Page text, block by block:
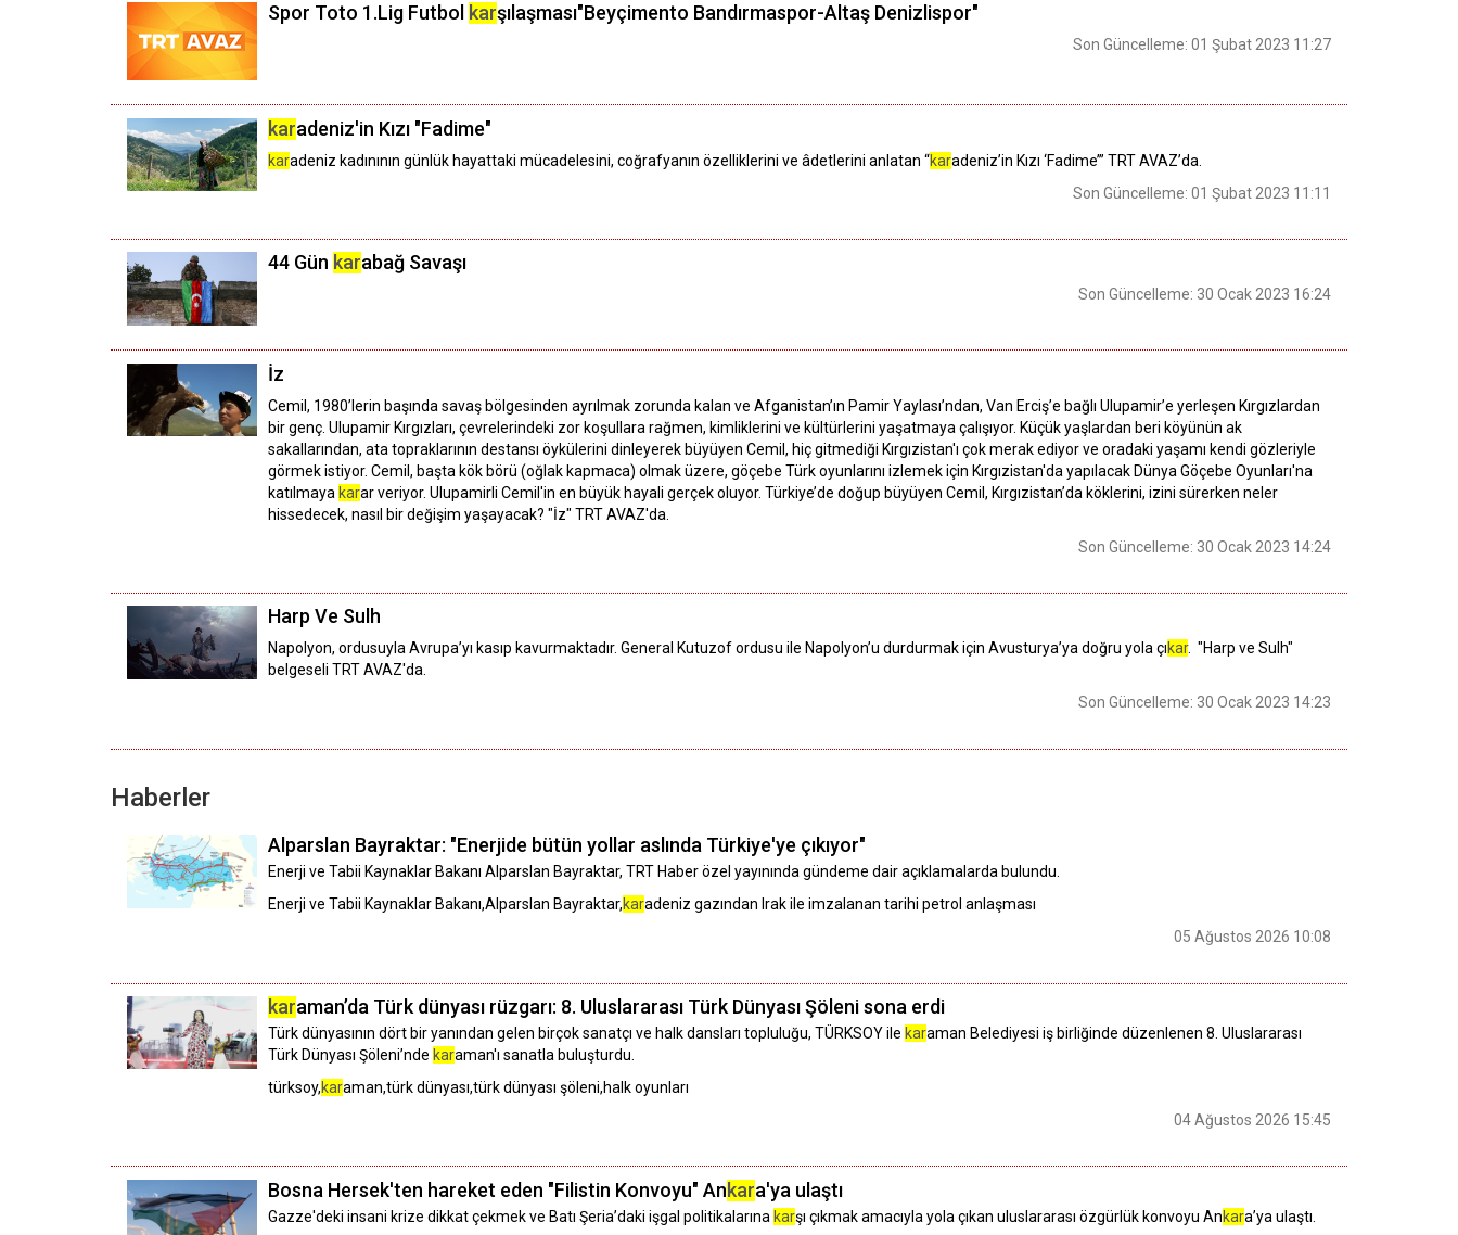
Spor Toto 1.Lig Futbol karşılaşması"Beyçimento Bandırmaspor-Altaş Denizlispor"
Son Güncelleme: 01 Şubat 2023 11:27
karadeniz'in Kızı "Fadime"
karadeniz kadınının günlük hayattaki mücadelesini, coğrafyanın özelliklerini ve âdetlerini anlatan “karadeniz’in Kızı ‘Fadime’” TRT AVAZ’da.
Son Güncelleme: 01 Şubat 2023 11:11
44 Gün karabağ Savaşı
Son Güncelleme: 30 Ocak 2023 16:24
İz
Cemil, 1980’lerin başında savaş bölgesinden ayrılmak zorunda kalan ve Afganistan’ın Pamir Yaylası’ndan, Van Erciş’e bağlı Ulupamir’e yerleşen Kırgızlardan
bir genç. Ulupamir Kırgızları, çevrelerindeki zor koşullara rağmen, kimliklerini ve kültürlerini yaşatmaya çalışıyor. Küçük yaşlardan beri köyünün ak
sakallarından, ata topraklarının destansı öykülerini dinleyerek büyüyen Cemil, hiç gitmediği Kırgızistan'ı çok merak ediyor ve oradaki yaşamı kendi gözleriyle
görmek istiyor. Cemil, başta kök börü (oğlak kapmaca) olmak üzere, göçebe Türk oyunlarını izlemek için Kırgızistan'da yapılacak Dünya Göçebe Oyunları'na
katılmaya karar veriyor. Ulupamirli Cemil'in en büyük hayali gerçek oluyor. Türkiye’de doğup büyüyen Cemil, Kırgızistan’da köklerini, izini sürerken neler
hissedecek, nasıl bir değişim yaşayacak? "İz" TRT AVAZ'da.
Son Güncelleme: 30 Ocak 2023 14:24
Harp Ve Sulh
Napolyon, ordusuyla Avrupa’yı kasıp kavurmaktadır. General Kutuzof ordusu ile Napolyon’u durdurmak için Avusturya’ya doğru yola çıkar. "Harp ve Sulh"
belgeseli TRT AVAZ'da.
Son Güncelleme: 30 Ocak 2023 14:23
Haberler
Alparslan Bayraktar: "Enerjide bütün yollar aslında Türkiye'ye çıkıyor"
Enerji ve Tabii Kaynaklar Bakanı Alparslan Bayraktar, TRT Haber özel yayınında gündeme dair açıklamalarda bulundu.
Enerji ve Tabii Kaynaklar Bakanı,Alparslan Bayraktar,karadeniz gazından Irak ile imzalanan tarihi petrol anlaşması
05 Ağustos 2026 10:08
karaman’da Türk dünyası rüzgarı: 8. Uluslararası Türk Dünyası Şöleni sona erdi
Türk dünyasının dört bir yanından gelen birçok sanatçı ve halk dansları topluluğu, TÜRKSOY ile karaman Belediyesi iş birliğinde düzenlenen 8. Uluslararası
Türk Dünyası Şöleni’nde karaman'ı sanatla buluşturdu.
türksoy,karaman,türk dünyası,türk dünyası şöleni,halk oyunları
04 Ağustos 2026 15:45
Bosna Hersek'ten hareket eden "Filistin Konvoyu" Ankara'ya ulaştı
Gazze'deki insani krize dikkat çekmek ve Batı Şeria’daki işgal politikalarına karşı çıkmak amacıyla yola çıkan uluslararası özgürlük konvoyu Ankara’ya ulaştı.